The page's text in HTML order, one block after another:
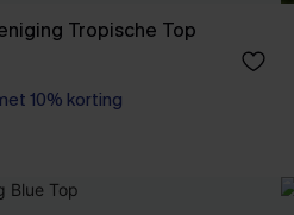
Tropische Top
10% korting